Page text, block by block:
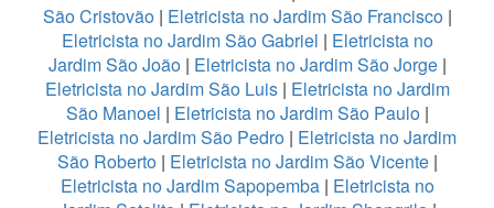
São Cristovão| Eletricista no Jardim São Francisco|
Eletricista no Jardim São Gabriel | Eletricista no
Jardim São João| Eletricista no Jardim São Jorge|
Eletricista no Jardim São Luis| Eletricista no Jardim
São Manoel | Eletricista no Jardim São Paulo|
Eletricista no Jardim São Pedro | Eletricista no Jardim
São Roberto| Eletricista no Jardim São Vicente|
Eletricista no Jardim Sapopemba| Eletricista no